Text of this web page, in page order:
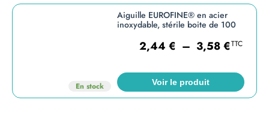
En stock
Aiguille EUROFINE® en acier
inoxydable, stérile boite de 100
2,44 € – 3,58€TTC
Voir le produit